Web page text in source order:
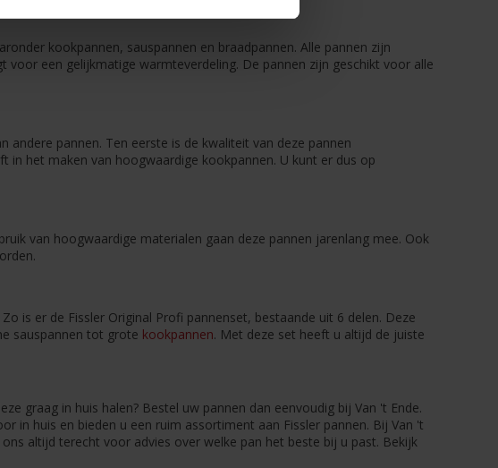
kookpannen, sauspannen en braadpannen. Alle pannen zijn
een gelijkmatige warmteverdeling. De pannen zijn geschikt voor alle
andere pannen. Ten eerste is de kwaliteit van deze pannen
in het maken van hoogwaardige kookpannen. U kunt er dus op
van hoogwaardige materialen gaan deze pannen jarenlang mee. Ook
is er de Fissler Original Profi pannenset, bestaande uit 6 delen. Deze
sauspannen tot grote kookpannen. Met deze set heeft u altijd de juiste
graag in huis halen? Bestel uw pannen dan eenvoudig bij Van 't Ende.
in huis en bieden u een ruim assortiment aan Fissler pannen. Bij Van 't
altijd terecht voor advies over welke pan het beste bij u past. Bekijk